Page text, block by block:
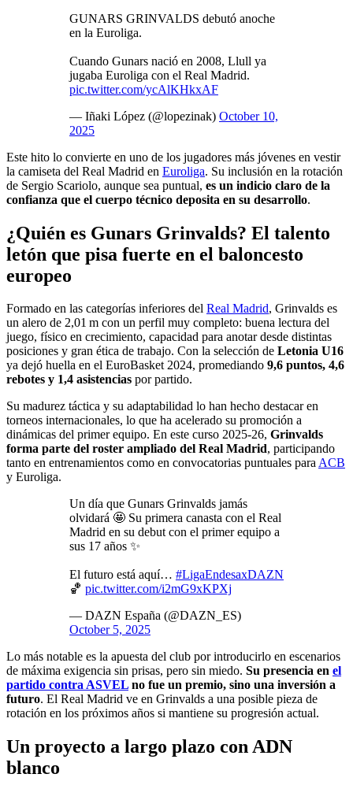
GUNARS GRINVALDS debutó anoche
en la Euroliga.
Cuando Gunars nació en 2008, Llull ya
jugaba Euroliga con el Real Madrid.
pic.twitter.com/ycAlKHkxAF
— Iñaki López (@lopezinak) October 10,
2025
Este hito lo convierte en uno de los jugadores más jóvenes en vestir
la camiseta del Real Madrid en Euroliga. Su inclusión en la rotación
de Sergio Scariolo, aunque sea puntual, es un indicio claro de la
confianza que el cuerpo técnico deposita en su desarrollo.
¿Quién es Gunars Grinvalds? El talento
letón que pisa fuerte en el baloncesto
europeo
Formado en las categorías inferiores del Real Madrid, Grinvalds es
un alero de 2,01 m con un perfil muy completo: buena lectura del
juego, físico en crecimiento, capacidad para anotar desde distintas
posiciones y gran ética de trabajo. Con la selección de Letonia U16
ya dejó huella en el EuroBasket 2024, promediando 9,6 puntos, 4,6
rebotes y 1,4 asistencias por partido.
Su madurez táctica y su adaptabilidad lo han hecho destacar en
torneos internacionales, lo que ha acelerado su promoción a
dinámicas del primer equipo. En este curso 2025-26, Grinvalds
forma parte del roster ampliado del Real Madrid, participando
tanto en entrenamientos como en convocatorias puntuales paraACB
y Euroliga.
Un día que Gunars Grinvalds jamás
olvidará 🤩 Su primera canasta con el Real
Madrid en su debut con el primer equipo a
sus 17 años ✨
El futuro está aquí… #LigaEndesaxDAZN
🏀 pic.twitter.com/i2mG9xKPXj
— DAZN España (@DAZN_ES)
October 5, 2025
Lo más notable es la apuesta del club por introducirlo en escenarios
de máxima exigencia sin prisas, pero sin miedo. Su presencia en el
partido contra ASVEL no fue un premio, sino una inversión a
futuro. El Real Madrid ve en Grinvalds a una posible pieza de
rotación en los próximos años si mantiene su progresión actual.
Un proyecto a largo plazo con ADN
blanco